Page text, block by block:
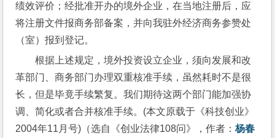
绩效评价；经批准开办的境外企业，在当地注册后，应
将注册文件报商务部备案，并向我驻外经济商务参赞处
（室）报到登记。
根据上述规定，境外投资设立企业，须向发展和改
革部门、商务部门办理双重核准手续，虽然耗时不是很
长，但是毕竟手续繁复。我们期待这两个部门能加强协
调、简化或者合并核准手续。(本文原载于《科技创业》
2004年11月号)（选自《创业法律108问》，作者：杨春